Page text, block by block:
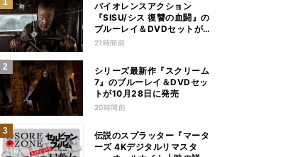
バイオレンスアクション
『SISU/シス 復讐の血闘』の
ブルーレイ＆DVDセットが
12月2日に発売
21時間前
シリーズ最新作『スクリーム
7』のブルーレイ＆DVDセッ
トが10月28日に発売
20時間前
伝説のスプラッター『マータ
ーズ 4Kデジタルリマスタ